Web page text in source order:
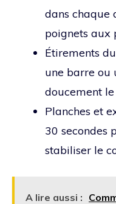
dans chaque
poignets aux
Étirements
une barre ou
doucement
Planches et
30 secondes
stabiliser le
A lire aussi :